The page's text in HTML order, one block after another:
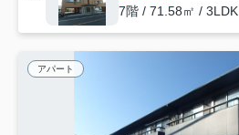
7階 / 71.58㎡ / 3LDK
アパート